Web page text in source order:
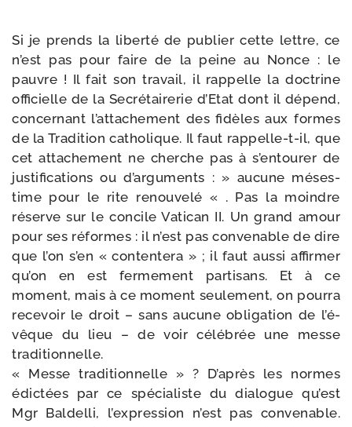
Si je prends la liber­té de publier cette lettre, ce
n’est pas pour faire de la peine au Nonce : le
pauvre ! Il fait son tra­vail, il rap­pelle la doc­trine
offi­cielle de la Secrétairerie d’Etat dont il dépend,
concer­nant l’at­ta­che­ment des fidèles aux formes
de la Tradition catho­lique. Il faut rappelle-​t-​il, que
cet atta­che­ment ne cherche pas à s’en­tou­rer de
jus­ti­fi­ca­tions ou d’ar­gu­ments : » aucune més­es­
time pour le rite renou­ve­lé « . Pas la moindre
réserve sur le concile Vatican II. Un grand amour
pour ses réformes : il n’est pas conve­nable de dire
que l’on s’en « conten­te­ra » ; il faut aus­si affir­mer
qu’on en est fer­me­ment par­ti­sans. Et à ce
moment, mais à ce moment seule­ment, on pour­ra
rece­voir le droit – sans aucune obli­ga­tion de l’é­
vêque du lieu – de voir célé­brée une messe
traditionnelle.
« Messe tra­di­tion­nelle » ? D’après les normes
édic­tées par ce spé­cia­liste du dia­logue qu’est
Mgr Baldelli, l’ex­pres­sion n’est pas conve­nable.